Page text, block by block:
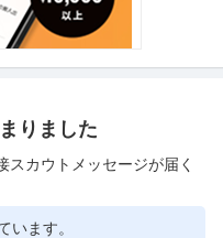
りました
カウトメッセージが届く
います。